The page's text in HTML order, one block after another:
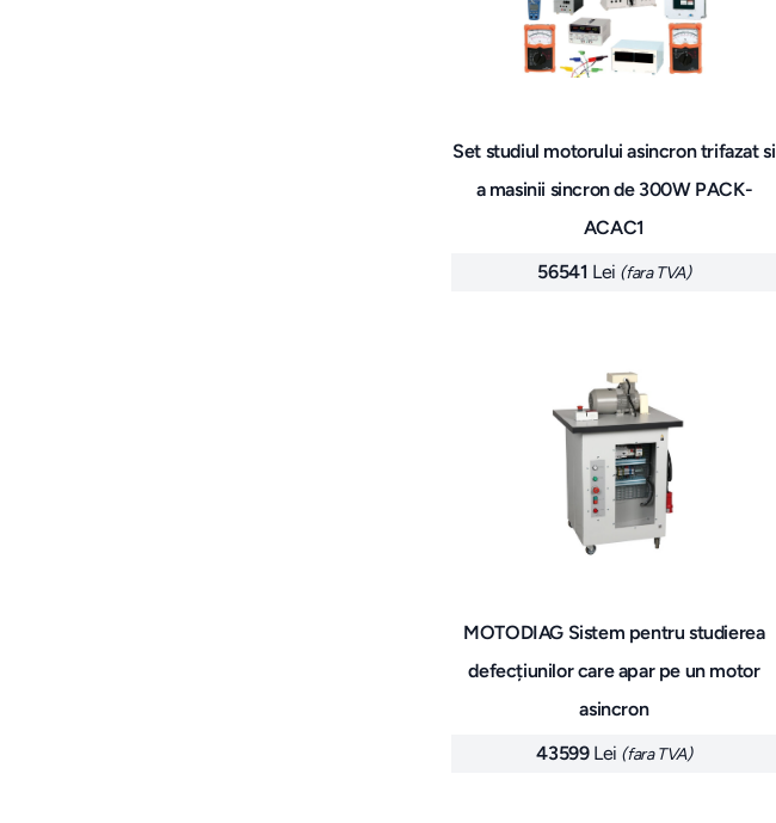
Set studiul motorului asincron trifazat si
a masinii sincron de 300W PACK-
ACAC1
56541 Lei (fara TVA)
MOTODIAG Sistem pentru studierea
defecțiunilor care apar pe un motor
asincron
43599 Lei (fara TVA)